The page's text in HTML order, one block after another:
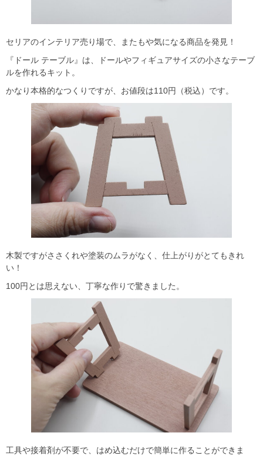
セリアのインテリア売り場で、またもや気になる商品を発見！
『ドール テーブル』は、ドールやフィギュアサイズの小さなテーブ
ルを作れるキット。
かなり本格的なつくりですが、お値段は110円（税込）です。
木製ですがささくれや塗装のムラがなく、仕上がりがとてもきれ
い！
100円とは思えない、丁寧な作りで驚きました。
工具や接着剤が不要で、はめ込むだけで簡単に作ることができま